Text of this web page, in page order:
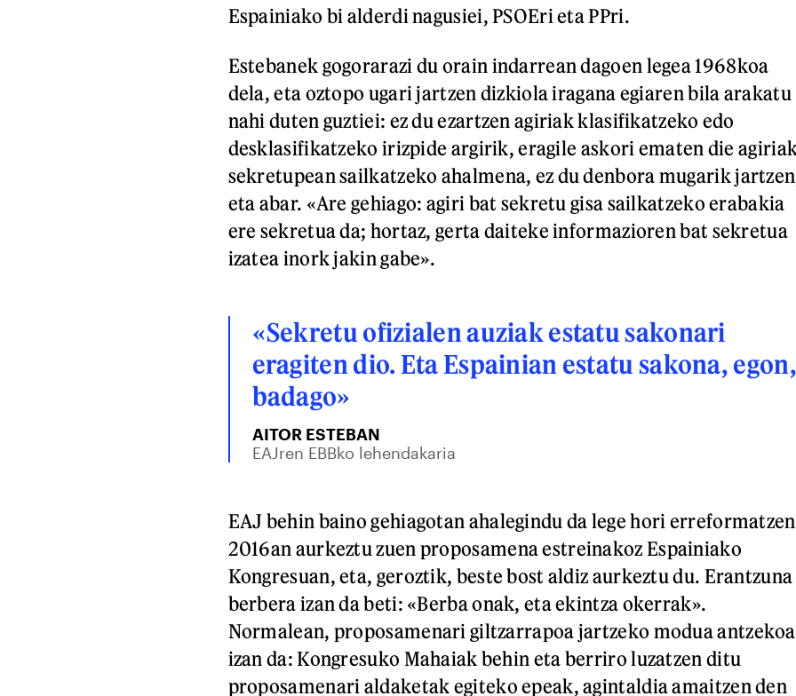
Espainiako bi alderdi nagusiei, PSOEri eta PPri.
Estebanek gogorarazi du orain indarrean dagoen legea 1968koa
dela, eta oztopo ugari jartzen dizkiola iragana egiaren bila arakatu
nahi duten guztiei: ez du ezartzen agiriak klasifikatzeko edo
desklasifikatzeko irizpide argirik, eragile askori ematen die
sekretupean sailkatzeko ahalmena, ez du denbora mugarik
eta abar. «Are gehiago: agiri bat sekretu gisa sailkatzeko erabakia
ere sekretua da; hortaz, gerta daiteke informazioren bat sekretua
izatea inork jakin gabe».
«Sekretu ofizialen auziak estatu sakonari
eragiten dio. Eta Espainian estatu sakona, egon,
badago»
AITOR ESTEBAN
EAJren EBBko lehendakaria
EAJ behin baino gehiagotan ahalegindu da lege hori
2016an aurkeztu zuen proposamena estreinakoz Espainiako
Kongresuan, eta, geroztik, beste bost aldiz aurkeztu du. Erantzuna
berbera izan da beti: «Berba onak, eta ekintza okerrak».
Normalean, proposamenari giltzarrapoa jartzeko modua antzekoa
izan da: Kongresuko Mahaiak behin eta berriro luzatzen ditu
proposamenari aldaketak egiteko epeak, agintaldia amaitzen den